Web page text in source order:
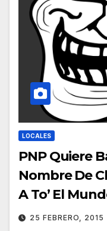
LOCALES
PNP Quiere
Nombre De
A To’ El
25 FEBRERO, 2015